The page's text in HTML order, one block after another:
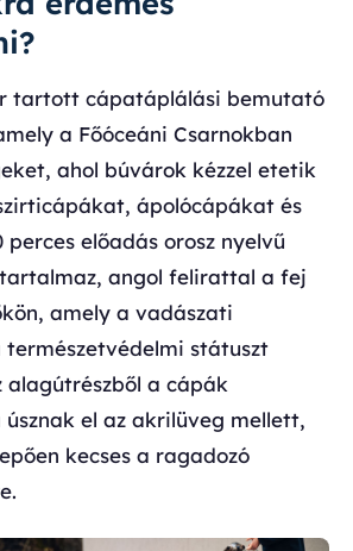
tartott cápatáplálási bemutató
a Főóceáni Csarnokban
ahol búvárok kézzel etetik
ápolócápákat és
előadás orosz nyelvű
angol felirattal a fej
amely a vadászati
természetvédelmi státuszt
alagútrészből a cápák
el az akrilüveg mellett,
kecses a ragadozó